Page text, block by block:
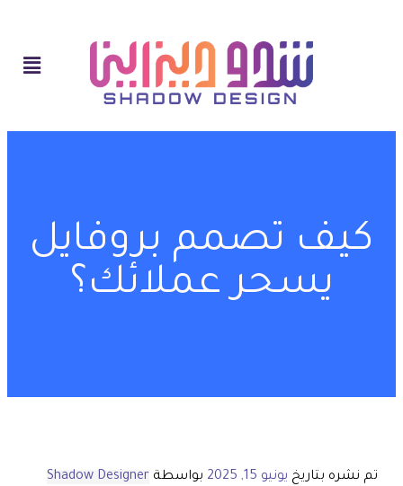
كيف تصمم بروفايل
يسحر عملائك؟
تم نشره بتاريخ يونيو 15, 2025 بواسطة Shadow Designer